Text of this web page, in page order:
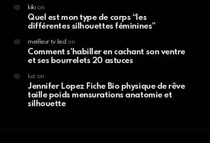
kikion
Quel est mon type de corps “les
différentes silhouettes féminines”
meilleur tv led on
Comment s’habiller en cachant son ventre
et ses bourrelets 20 astuces
luzon
Jennifer Lopez Fiche Bio physique de rêve
taille poids mensurations anatomie et
silhouette